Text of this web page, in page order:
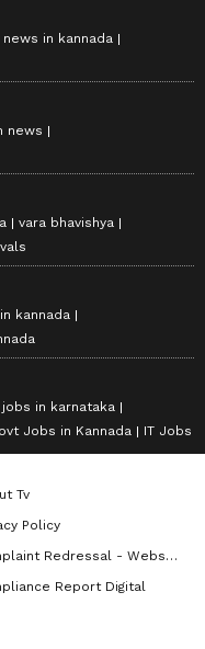
in kannada
news
vara bhavishya
kannada
jobs in karnataka
Jobs in Kannada IT Jobs
Tv
Policy
Redressal - Website
Report Digital